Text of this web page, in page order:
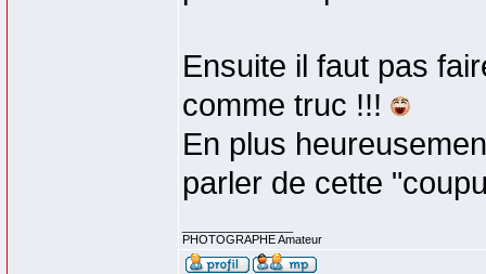
Ensuite il faut pas
comme truc !!!
En plus
parler de cette
PHOTOGRAPHE Amateur